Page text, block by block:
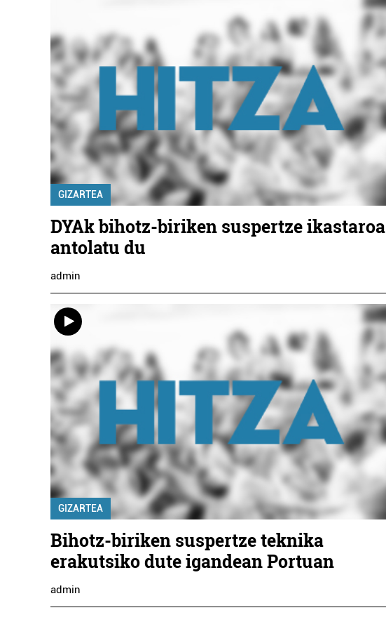
GIZARTEA
DYAk bihotz-biriken suspertze ikastaroa
antolatu du
admin
GIZARTEA
Bihotz-biriken suspertze teknika
erakutsiko dute igandean Portuan
admin